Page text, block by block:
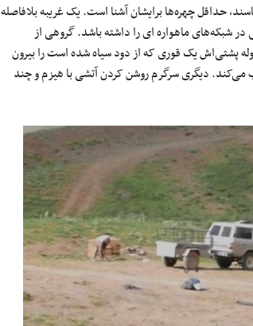
حداقل چهره‌ها برایشان آشنا است. یک غریبه بلافاصله
در شبکه‌های ماهواره ای را داشته باشد. گروهی از
پشتی‌اش یک قوری که از دود سیاه شده است را بیرون
می‌کند. دیگری سرگرم روشن کردن آتشی با هیزم و چند